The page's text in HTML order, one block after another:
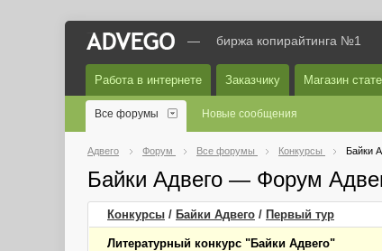
— биржа копирайтинга №1
Работа в интернете Заказчику Магазин
Все форумы Новые сообщения
Адвего Форум Все форумы Конкурсы Байки
Байки Адвего — Форум
Конкурсы / Байки Адвего / Первый тур
Литературный конкурс "Байки Адвего"